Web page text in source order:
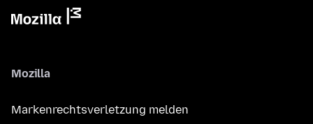
Mozilla
Markenrechtsverletzung melden